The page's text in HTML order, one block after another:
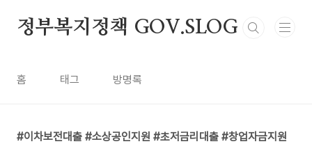
정부복지정책 GOV.SLOG
홈 태그 방명록
이차보전대출 #소상공인지원 #초저금리대출 #창업자금지원